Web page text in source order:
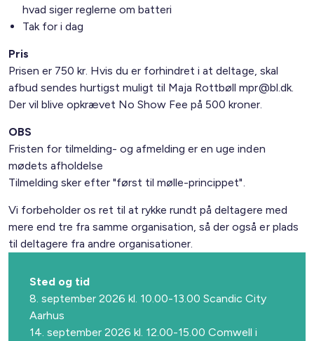
Sted og tid
8. september 2026 kl. 10.00-13.00 Scandic City
Aarhus
14. september 2026 kl. 12.00-15.00 Comwell i
hvad siger reglerne om batteri
Tak for i dag
Pris
Prisen er 750 kr. Hvis du er forhindret i at deltage, skal
afbud sendes hurtigst muligt til Maja Rottbøll mpr@bl.dk.
Der vil blive opkrævet No Show Fee på 500 kroner.
OBS
Fristen for tilmelding- og afmelding er en uge inden
mødets afholdelse
Tilmelding sker efter "først til mølle-princippet".
Vi forbeholder os ret til at rykke rundt på deltagere med
mere end tre fra samme organisation, så der også er plads
til deltagere fra andre organisationer.